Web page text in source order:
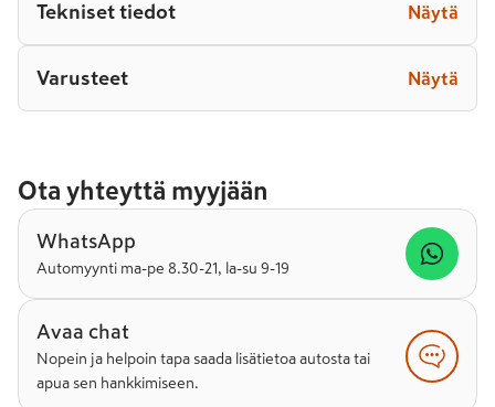
Tekniset tiedot Näytä
Varusteet Näytä
Ota yhteyttä myyjään
WhatsApp
Automyynti ma-pe 8.30-21, la-su 9-19
Avaa chat
Nopein ja helpoin tapa saada lisätietoa autosta tai
apua sen hankkimiseen.